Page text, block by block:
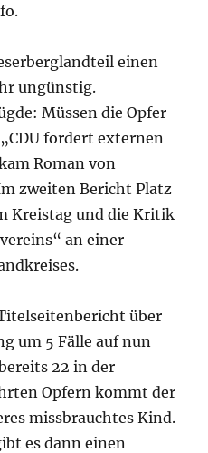
einen
ungünstig.
Müssen die Opfer
fordert externen
Roman von
zweiten Bericht Platz
Kreistag und die Kritik
an einer
über
um 5 Fälle auf nun
22 in der
Opfern kommt der
missbrauchtes Kind.
es dann einen